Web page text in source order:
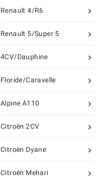

Renault 4/R6

Renault 5/Super 5

4CV/Dauphine

Floride/Caravelle

Alpine A110

Citroën 2CV

Citroën Dyane

Citroën Mehari